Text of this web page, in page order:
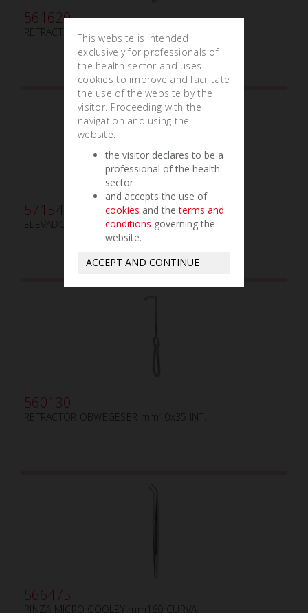
561620
RETRACTOR HENAHAN mm10
571540
ELEVADOR DE PERIOSTIO mm3.3/mm2.8
560130
RETRACTOR OBWEGESER mm10x35 INT.
566475
PINZA MICRO COOLEY mm160 CURVA
This website is intended
exclusively for professionals of
the health sector and uses
cookies to improve and facilitate
the use of the website by the
visitor. Proceeding with the
navigation and using the
website:
the visitor declares to be a
professional of the health
sector
and accepts the use of
cookies and theterms and
conditions governing the
website.
ACCEPT AND CONTINUE